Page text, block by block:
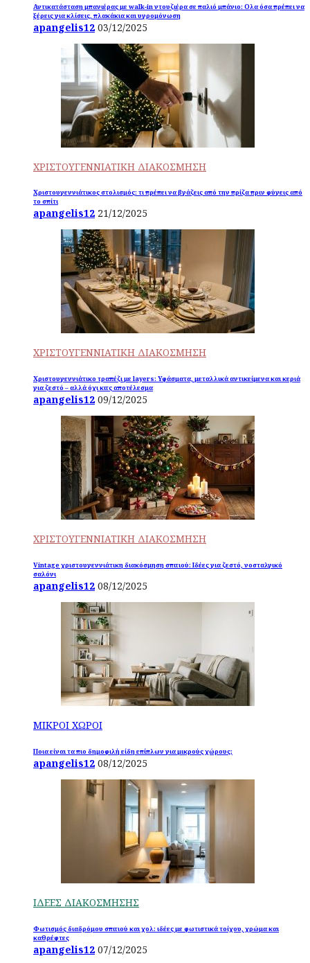
Αντικατάσταση μπανιέρας με walk-in ντουζιέρα σε παλιό μπάνιο: Ολα όσα πρέπει να
ξέρεις για κλίσεις, πλακάκια και υγρομόνωση
apangelis12 03/12/2025
ΧΡΙΣΤΟΥΓΕΝΝΙΑΤΙΚΗ ΔΙΑΚΟΣΜΗΣΗ
Χριστουγεννιάτικος στολισμός: τι πρέπει να βγάζεις από την πρίζα πριν φύγεις από
το σπίτι
apangelis12 21/12/2025
ΧΡΙΣΤΟΥΓΕΝΝΙΑΤΙΚΗ ΔΙΑΚΟΣΜΗΣΗ
Χριστουγεννιάτικο τραπέζι με layers: Υφάσματα, μεταλλικά αντικείμενα και κεριά
για ζεστό – αλλά όχι κιτς αποτέλεσμα
apangelis12 09/12/2025
ΧΡΙΣΤΟΥΓΕΝΝΙΑΤΙΚΗ ΔΙΑΚΟΣΜΗΣΗ
Vintage χριστουγεννιάτικη διακόσμηση σπιτιού: Ιδέες για ζεστό, νοσταλγικό
σαλόνι
apangelis12 08/12/2025
ΜΙΚΡΟΙ ΧΩΡΟΙ
Ποια είναι τα πιο δημοφιλή είδη επίπλων για μικρούς χώρους;
apangelis12 08/12/2025
ΙΔΕΕΣ ΔΙΑΚΟΣΜΗΣΗΣ
Φωτισμός διαδρόμου σπιτιού και χολ: ιδέες με φωτιστικά τοίχου, χρώμα και
καθρέφτες
apangelis12 07/12/2025